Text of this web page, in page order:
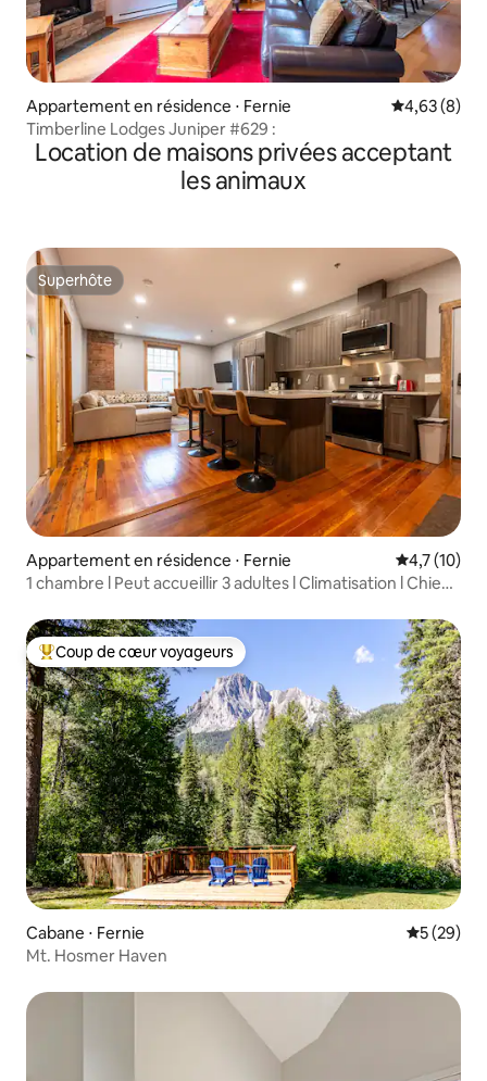
Appartement en résidence ⋅ Fernie Évaluation
4,63 (8)
Timberline Lodges Juniper #629 :
Location de maisons privées acceptant
les animaux
Superhôte
Superhôte
Appartement en résidence ⋅ Fernie Évaluation
4,7 (10)
1 chambre l Peut accueillir 3 adultes l Climatisation l Chiens
Coups de cœur voyageurs les plus appréciés
Coup de cœur voyageurs
Cabane ⋅ Fernie
5 (29)
Mt. Hosmer Haven